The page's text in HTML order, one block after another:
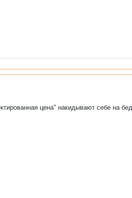
цена" накидывают себе на